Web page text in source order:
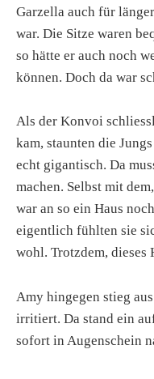
Garzella auch für
war. Die Sitze waren
so hätte er auch noch
können. Doch da war
Als der Konvoi
kam, staunten die
echt gigantisch. Da
machen. Selbst mit
war an so ein Haus
eigentlich fühlten sie
wohl. Trotzdem,
Amy hingegen stieg
irritiert. Da stand ein
sofort in Augenschein